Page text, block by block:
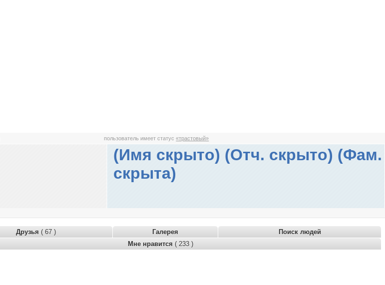
пользователь имеет статус«трастовый»
(Имя скрыто) (Отч. скрыто) (Фам.
скрыта)
Друзья ( 67 ) Галерея
Поиск людей
Мне нравится ( 233 )